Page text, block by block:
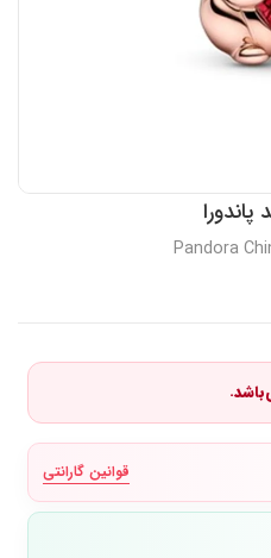
Pandora
قوانین گارانتی